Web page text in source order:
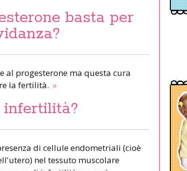
basta per
al progesterone ma questa cura
la fertilità. »
infertilità?
di cellule endometriali (cioè
nel tessuto muscolare